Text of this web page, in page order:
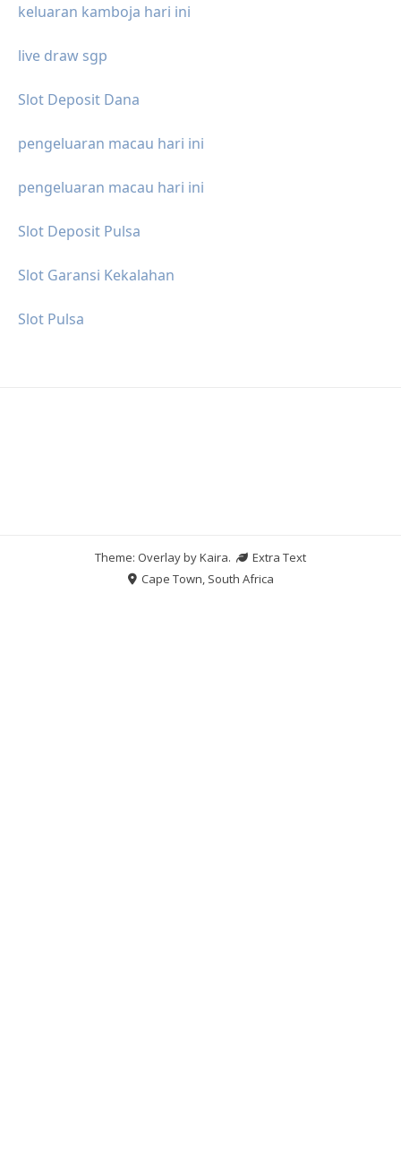
keluaran kamboja hari ini
live draw sgp
Slot Deposit Dana
pengeluaran macau hari ini
pengeluaran macau hari ini
Slot Deposit Pulsa
Slot Garansi Kekalahan
Slot Pulsa
Theme: Overlay byKaira.
Extra Text
Cape Town, South Africa